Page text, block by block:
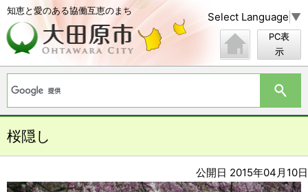
知恵と愛のある協働互恵のまち Select Language ▼
PC表
示
桜隠し
公開日 2015年04月10日